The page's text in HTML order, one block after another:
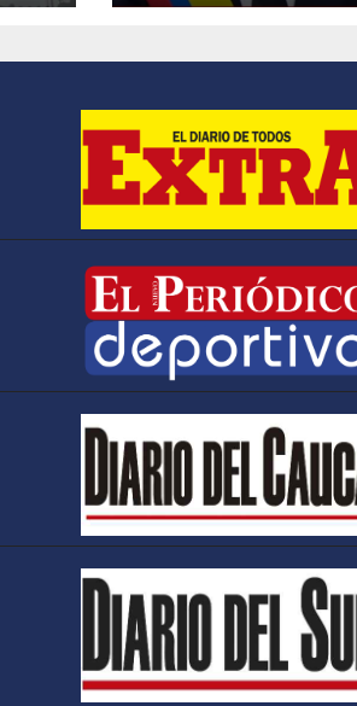
Colombia 2026-